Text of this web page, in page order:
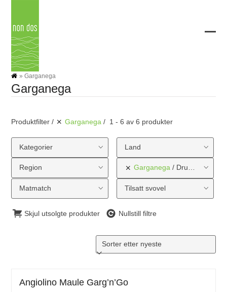
content
»Garganega
Garganega
Produktfilter Garganega 1 - 6 av 6 produkter
Kategorier Land
Region Garganega Druetype
Matmatch Tilsatt svovel
Skjul utsolgte produkter Nullstill filtre
Angiolino Maule Garg’n’Go